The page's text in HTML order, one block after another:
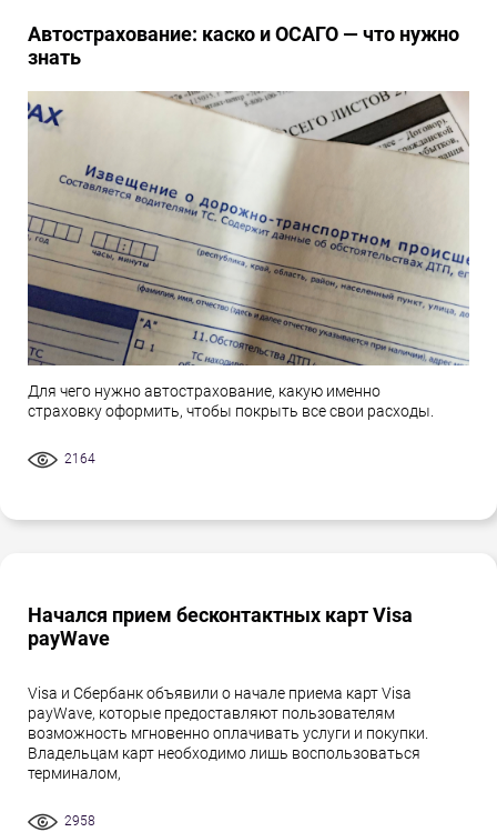
Автострахование: каско и ОСАГО — что нужно
знать
Для чего нужно автострахование, какую именно
страховку оформить, чтобы покрыть все свои расходы.
2164
Начался прием бесконтактных карт Visa
payWave
Visa и Сбербанк объявили о начале приема карт Visa
payWave, которые предоставляют пользователям
возможность мгновенно оплачивать услуги и покупки.
Владельцам карт необходимо лишь воспользоваться
терминалом,
2958